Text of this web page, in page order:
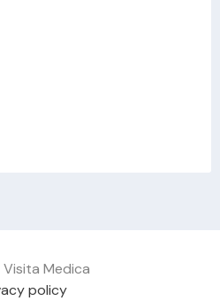
Medica
policy